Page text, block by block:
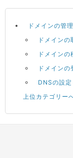
ドメインの管
ドメイン
ドメインの
ドメインの
DNSの設定
上位カテゴリー